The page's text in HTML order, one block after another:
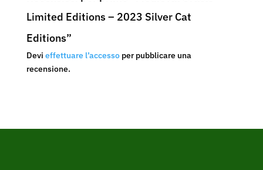
Limited Editions – 2023 Silver Cat
Editions”
Devi effettuare l’accessoper pubblicare una
recensione.